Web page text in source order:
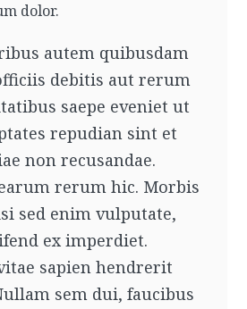
dolor.
autem quibusdam
debitis aut rerum
saepe eveniet ut
repudian sint et
non recusandae.
rerum hic. Morbis
sed enim vulputate,
ex imperdiet.
sapien hendrerit
sem dui, faucibus